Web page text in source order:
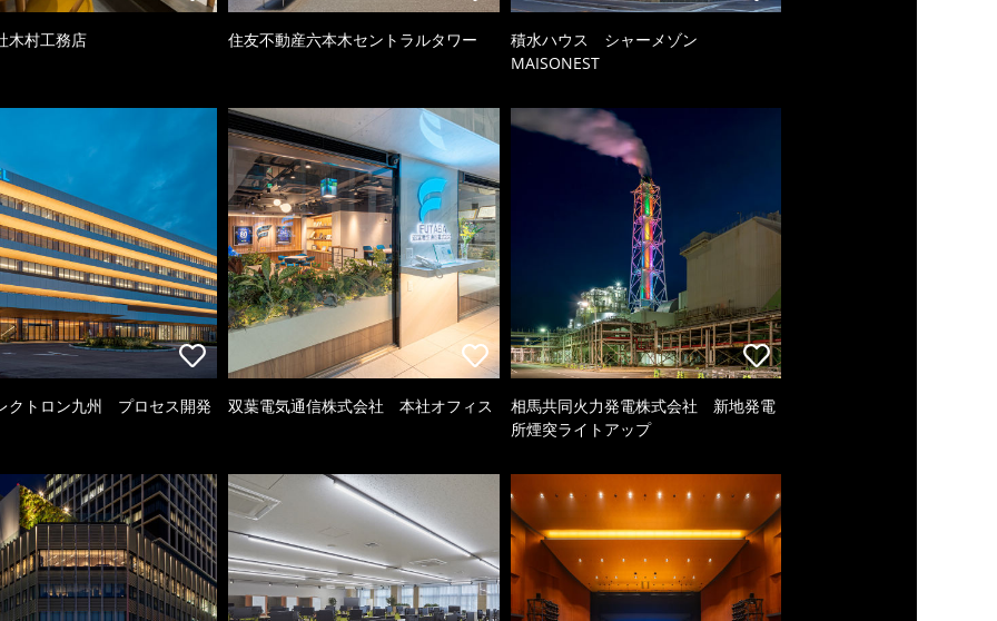
木村工務店 住友不動産六本木セントラルタワー
積水ハウス シャーメゾン
MAISONEST
クトロン九州 プロセス開発 双葉電気通信株式会社 本社オフィス
相馬共同火力発電株式会社 新地発電
所煙突ライトアップ